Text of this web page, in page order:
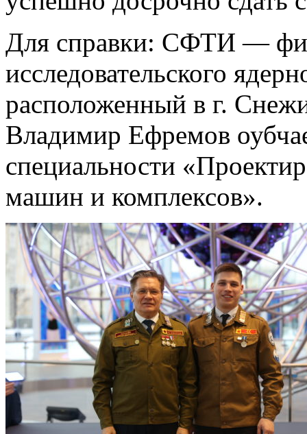
Для справки: СФТИ —
исследовательского
расположенный в г.
Владимир Ефремов
специальности
машин и комплексов».